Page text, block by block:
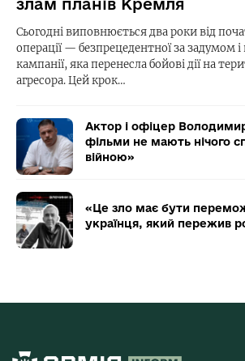
злам планів Кремля
Сьогодні виповнюється два роки від
операції — безпрецедентної за задумом
кампанії, яка перенесла бойові дії на
агресора. Цей крок…
Актор і офіцер
фільми не мають нічого
війною»
«Це зло має бути
українця, який пережив